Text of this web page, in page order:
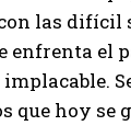
las difícil
enfrenta el
que hoy se